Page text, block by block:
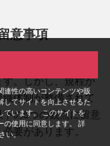
連性の高いコンテンツや販
してサイトを向上させるた
ています。 このサイトを
の使用に同意します。 詳
い。
意事項
程などに基づい
。しかし、規程が
体制が整備されて
の5つの観点に留意
要があります。